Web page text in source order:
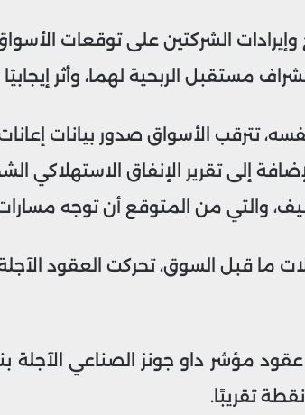
وإيرادات الشركتين على توقعات
مستقبل الربحية لهما، وأثر
تترقب الأسواق صدور بيانات
إلى تقرير الإنفاق
والتي من المتوقع أن توجه مسارات
ما قبل السوق، تحركت العقود